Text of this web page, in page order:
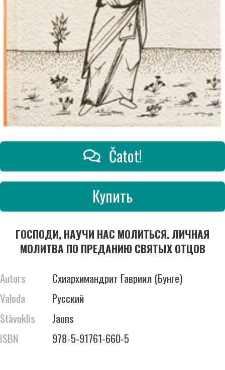
Čatot!
Купить
ГОСПОДИ, НАУЧИ НАС МОЛИТЬСЯ. ЛИЧНАЯ
МОЛИТВА ПО ПРЕДАНИЮ СВЯТЫХ ОТЦОВ
Autors
Схиархимандрит Гавриил (Бунге)
Valoda
Русский
Stāvoklis
Jauns
ISBN
978-5-91761-660-5